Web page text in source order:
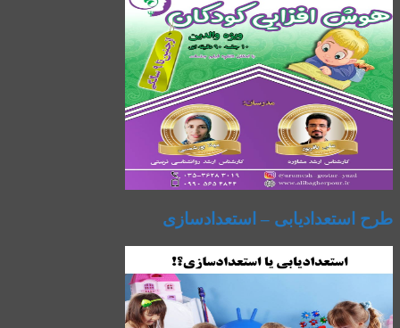
طرح استعدادیابی – استعدادسازی